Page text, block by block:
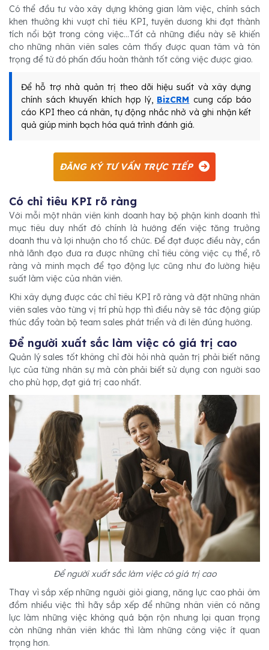
Có thể đầu tư vào xây dựng không gian làm việc, chính sách
khen thưởng khi vượt chỉ tiêu KPI, tuyên dương khi đạt thành
tích nổi bật trong công việc…Tất cả những điều này sẽ khiến
cho những nhân viên sales cảm thấy được quan tâm và tôn
trọng để từ đó phấn đấu hoàn thành tốt công việc được giao.
Để hỗ trợ nhà quản trị theo dõi hiệu suất và xây dựng
chính sách khuyến khích hợp lý, BizCRM cung cấp báo
cáo KPI theo cá nhân, tự động nhắc nhở và ghi nhận kết
quả giúp minh bạch hóa quá trình đánh giá.
ĐĂNG KÝ TƯ VẤN TRỰC TIẾP
Có chỉ tiêu KPI rõ ràng
Với mỗi một nhân viên kinh doanh hay bộ phận kinh doanh thì
mục tiêu duy nhất đó chính là hướng đến việc tăng trưởng
doanh thu và lợi nhuận cho tổ chức. Để đạt được điều này, cần
nhà lãnh đạo đưa ra được những chỉ tiêu công việc cụ thể, rõ
ràng và minh mạch để tạo động lực cũng như đo lường hiệu
suất làm việc của nhân viên.
Khi xây dựng được các chỉ tiêu KPI rõ ràng và đặt những nhân
viên sales vào từng vị trí phù hợp thì điều này sẽ tác động giúp
thúc đẩy toàn bộ team sales phát triển và đi lên đúng hướng.
Để người xuất sắc làm việc có giá trị cao
Quản lý sales tốt không chỉ đòi hỏi nhà quản trị phải biết năng
lực của từng nhân sự mà còn phải biết sử dụng con người sao
cho phù hợp, đạt giá trị cao nhất.
Để người xuất sắc làm việc có giá trị cao
Thay vì sắp xếp những người giỏi giang, năng lực cao phải ôm
đồm nhiều việc thì hãy sắp xếp để những nhân viên có năng
lực làm những việc không quá bận rộn nhưng lại quan trọng
còn những nhân viên khác thì làm những công việc ít quan
trọng hơn.